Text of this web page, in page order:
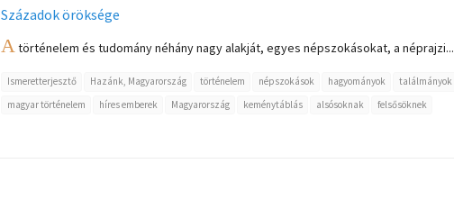
Századok öröksége
A történelem és tudomány néhány nagy alakját, egyes népszokásokat, a néprajzi...
Ismeretterjesztő Hazánk, Magyarország történelem népszokások hagyományok találmányok
magyar történelem
híres emberek Magyarország keménytáblás alsósoknak felsősöknek